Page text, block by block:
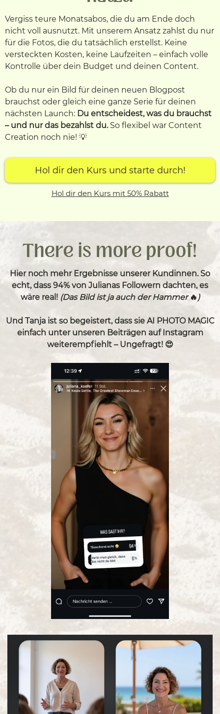
Vergiss teure Monatsabos, die du am Ende doch
nicht voll ausnutzt. Mit unserem Ansatz zahlst du nur
für die Fotos, die du tatsächlich erstellst. Keine
versteckten Kosten, keine Laufzeiten – einfach volle
Kontrolle über dein Budget und deinen Content.
Ob du nur ein Bild für deinen neuen Blogpost
brauchst oder gleich eine ganze Serie für deinen
nächsten Launch: Du entscheidest, was du brauchst
– und nur das bezahlst du.So flexibel war Content
Creation noch nie! 💡
Hol dir den Kurs und starte durch!
Hol dir den Kurs mit 50% Rabatt
There is more proof!
Hier noch mehr Ergebnisse unserer Kundinnen. So
echt, dass 94% von Julianas Followern dachten, es
wäre real! (Das Bild ist ja auch der Hammer🔥 )
Und Tanja ist so begeistert, dass sie AI PHOTO MAGIC
einfach unter unseren Beiträgen auf Instagram
weiterempfiehlt – Ungefragt! 😍